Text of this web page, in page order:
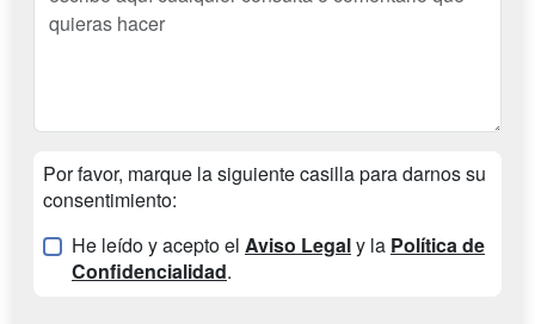
Por favor, marque la siguiente casilla para darnos su
consentimiento:
He leído y acepto el Aviso Legaly la Política de
Confidencialidad.